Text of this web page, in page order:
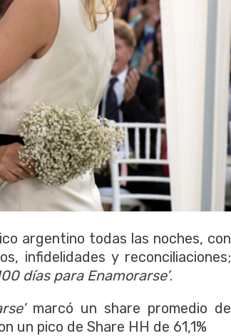
argentino todas las noches, con
infidelidades y reconciliaciones;
días para Enamorarse’.
marcó un share promedio de
un pico de Share HH de 61,1%